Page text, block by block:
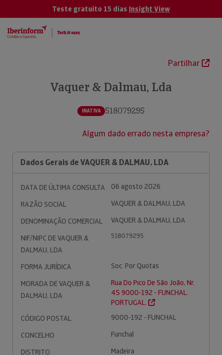
Teste gratuito 15 dias Insight View
Partilhar
Vaquer & Dalmau, Lda
INATIVA 518079295
Algum dado errado nesta empresa?
Dados Gerais de VAQUER & DALMAU, LDA
DATA DE ÚLTIMA CONSULTA
06 agosto 2026
RAZÃO SOCIAL
VAQUER & DALMAU, LDA
DENOMINAÇÃO COMERCIAL
VAQUER & DALMAU, LDA
NIF/NIPC DE VAQUER &
DALMAU, LDA
518079295
FORMA JURÍDICA
Soc. Por Quotas
MORADA DE VAQUER &
DALMAU, LDA
Rua Do Pico De São João, Nr.
45 9000-192 - FUNCHAL.
PORTUGAL.
CÓDIGO POSTAL
9000-192 - FUNCHAL
CONCELHO
Funchal
DISTRITO
Madeira